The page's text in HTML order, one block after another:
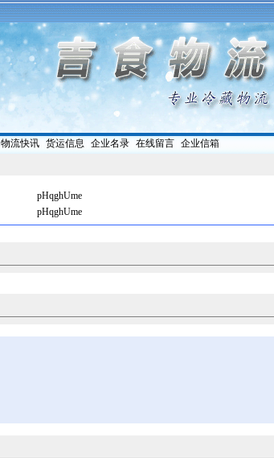
物流快讯| 货运信息 企业名录| 在线留言| 企业信箱
pHqghUme
pHqghUme